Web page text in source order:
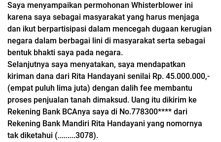
Saya menyampaikan permohonan Whisterblower ini
karena saya sebagai masyarakat yang harus menjaga
dan ikut berpartisipasi dalam mencegah dugaan kerugian
negara dalam berbagai lini di masyarakat serta sebagai
bentuk bhakti saya pada negara.
Selanjutnya saya menyatakan, saya mendapatkan
kiriman dana dari Rita Handayani senilai Rp. 45.000.000,-
(empat puluh lima juta) dengan dalih fee membantu
proses penjualan tanah dimaksud. Uang itu dikirim ke
Rekening Bank BCAnya saya di No.778300**** dari
Rekening Bank Mandiri Rita Handayani yang nomornya
tak diketahui (.........3078).